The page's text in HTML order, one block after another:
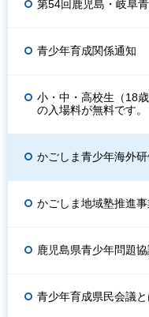
第54回鹿児島・岐阜
青少年育成関係通知
小・中・高校生（18
の入場料が無料です。
かごしま青少年海外
かごしま地域塾推進
鹿児島県青少年問題
青少年育成県民会議と